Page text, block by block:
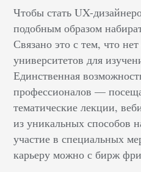
Чтобы стать UX-
подобным образом
Связано это с тем, что
университетов для
Единственная
профессионалов —
тематические лекции,
из уникальных способов
участие в специальных
карьеру можно с бирж